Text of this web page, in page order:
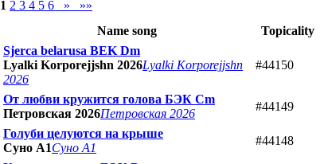
1 2 3 4 5 6 »
»»
Name song
Topicality
Sjerca belarusa BEK Dm
Lyalki Korporejjshn 2026Lyalki Korporejjshn
2026
#44150
От любви кружится голова БЭК Cm
Петровская 2026Петровская 2026
#44149
Голуби целуются на крыше
Суно А1Суно А1
#44148